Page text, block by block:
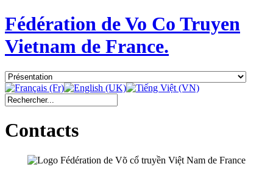
Fédération de Vo Co Truyen
Vietnam de France.
Contacts